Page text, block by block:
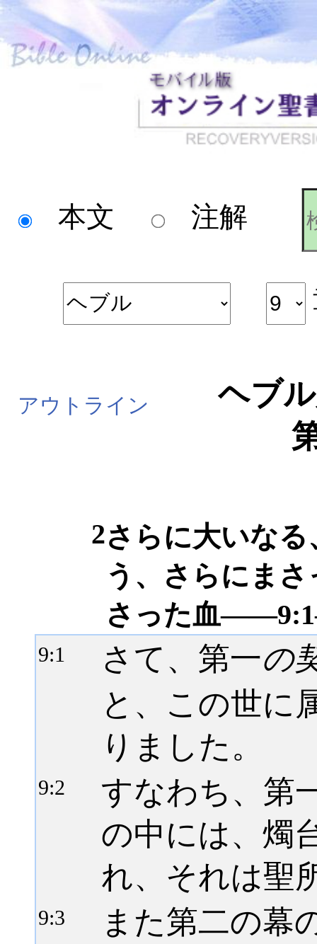
本文 注解
アウトライン
ヘブ
2さらに大いな
う、さらにま
さった血
9:1 さて、第一の
と、この世に
りました。
9:2
すなわち、第
の中には、燭
れ、それは聖
9:3
また第二の幕